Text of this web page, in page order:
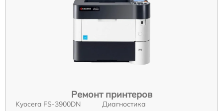
Ремонт принтеров
Kyocera FS-3900DN
Диагностика